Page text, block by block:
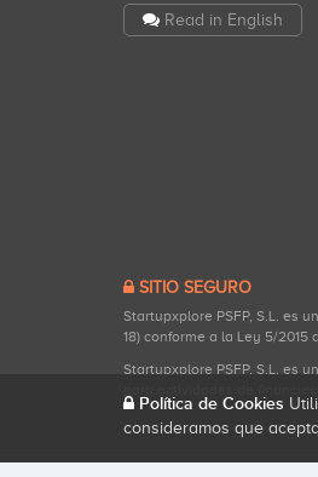
Read in English
SITIO SEGURO
Startupxplore PSFP, S.L. es
18) conforme a la Ley 5/
Startupxplore PSFP, S.L. es
Política de Cookies
consideramos que